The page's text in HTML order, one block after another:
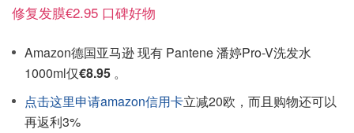
修复发膜€2.95 口碑好物
Amazon德国亚马逊 现有 Pantene 潘婷Pro-V洗发水
1000ml仅€8.95 。
点击这里申请amazon信用卡立减20欧，而且购物还可以
再返利3%